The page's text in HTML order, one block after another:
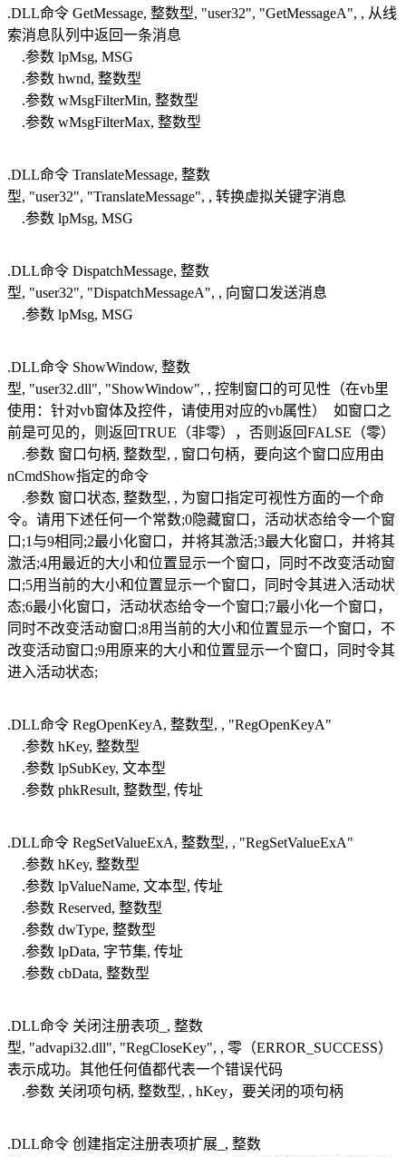
.DLL命令 GetMessage, 整数型, "user32", "GetMessageA", , 从线
索消息队列中返回一条消息
.参数 lpMsg, MSG
.参数 hwnd, 整数型
.参数 wMsgFilterMin, 整数型
.参数 wMsgFilterMax, 整数型
.DLL命令 TranslateMessage, 整数
型, "user32", "TranslateMessage", , 转换虚拟关键字消息
.参数 lpMsg, MSG
.DLL命令 DispatchMessage, 整数
型, "user32", "DispatchMessageA", , 向窗口发送消息
.参数 lpMsg, MSG
.DLL命令 ShowWindow, 整数
型, "user32.dll", "ShowWindow", , 控制窗口的可见性（在vb里
使用：针对vb窗体及控件，请使用对应的vb属性） 如窗口之
前是可见的，则返回TRUE（非零），否则返回FALSE（零）
.参数 窗口句柄, 整数型, , 窗口句柄，要向这个窗口应用由
nCmdShow指定的命令
.参数 窗口状态, 整数型, , 为窗口指定可视性方面的一个命
令。请用下述任何一个常数;0隐藏窗口，活动状态给令一个窗
口;1与9相同;2最小化窗口，并将其激活;3最大化窗口，并将其
激活;4用最近的大小和位置显示一个窗口，同时不改变活动窗
口;5用当前的大小和位置显示一个窗口，同时令其进入活动状
态;6最小化窗口，活动状态给令一个窗口;7最小化一个窗口，
同时不改变活动窗口;8用当前的大小和位置显示一个窗口，不
改变活动窗口;9用原来的大小和位置显示一个窗口，同时令其
进入活动状态;
.DLL命令 RegOpenKeyA, 整数型, , "RegOpenKeyA"
.参数 hKey, 整数型
.参数 lpSubKey, 文本型
.参数 phkResult, 整数型, 传址
.DLL命令 RegSetValueExA, 整数型, , "RegSetValueExA"
.参数 hKey, 整数型
.参数 lpValueName, 文本型, 传址
.参数 Reserved, 整数型
.参数 dwType, 整数型
.参数 lpData, 字节集, 传址
.参数 cbData, 整数型
.DLL命令 关闭注册表项_, 整数
型, "advapi32.dll", "RegCloseKey", , 零（ERROR_SUCCESS）
表示成功。其他任何值都代表一个错误代码
.参数 关闭项句柄, 整数型, , hKey，要关闭的项句柄
.DLL命令 创建指定注册表项扩展_, 整数